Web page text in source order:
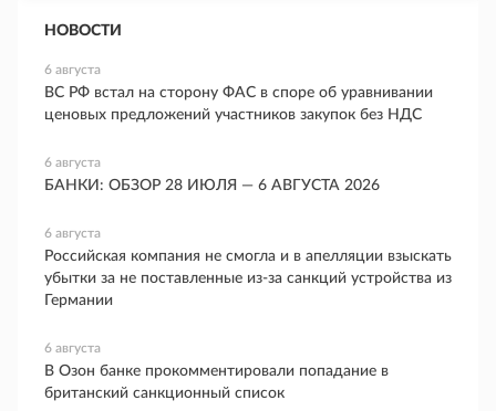
НОВОСТИ
6 августа
ВС РФ встал на сторону ФАС в споре об уравнивании
ценовых предложений участников закупок без НДС
6 августа
БАНКИ: ОБЗОР 28 ИЮЛЯ — 6 АВГУСТА 2026
6 августа
Российская компания не смогла и в апелляции взыскать
убытки за не поставленные из-за санкций устройства из
Германии
6 августа
В Озон банке прокомментировали попадание в
британский санкционный список